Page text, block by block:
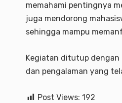
memahami pentingnya
juga mendorong
sehingga mampu
Kegiatan ditutup dengan
dan pengalaman yang
Post Views: 192